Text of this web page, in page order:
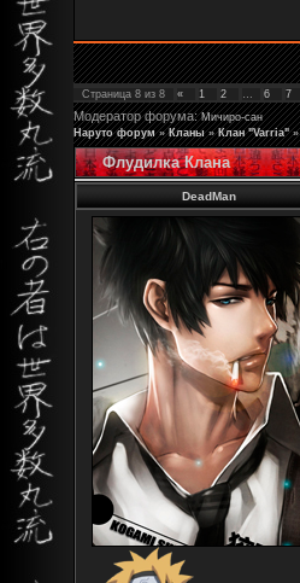
Страница 8 из 8 « 1 2 6 7
Модератор форума:Мичиро-сан
Наруто форум » Кланы » Клан "Varria" »
Флудилка Клана
DeadMan